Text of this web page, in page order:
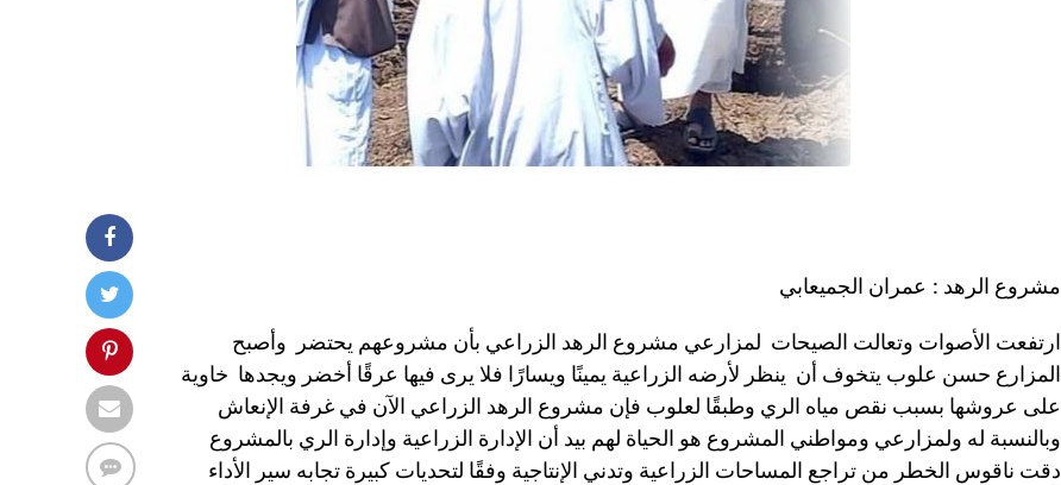
مشروع الرهد : عمران الجميعابي
ارتفعت الأصوات وتعالت الصيحات لمزارعي مشروع الرهد الزراعي بأن مشروعهم يحتضر وأصبح
المزارع حسن علوب يتخوف أن ينظر لأرضه الزراعية يمينًا ويسارًا فلا يرى فيها عرقًا أخضر ويجدها خاوية
على عروشها بسبب نقص مياه الري وطبقًا لعلوب فإن مشروع الرهد الزراعي الآن في غرفة الإنعاش
وبالنسبة له ولمزارعي ومواطني المشروع هو الحياة لهم بيد أن الإدارة الزراعية وإدارة الري بالمشروع
دقت ناقوس الخطر من تراجع المساحات الزراعية وتدني الإنتاجية وفقًا لتحديات كبيرة تجابه سير الأداء